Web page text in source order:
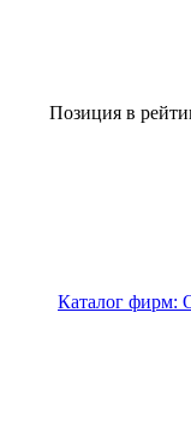
Позиция в
Каталог